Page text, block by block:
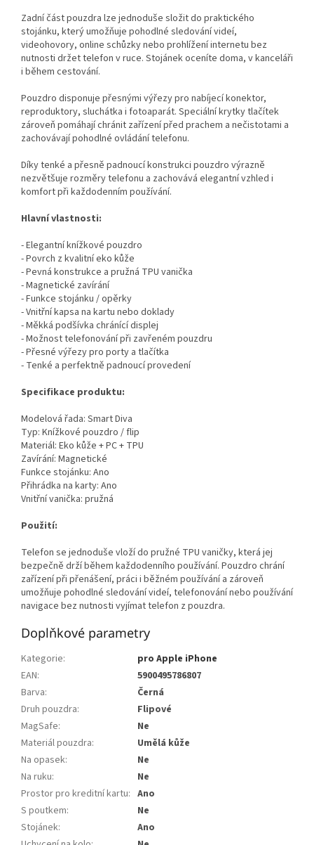
Zadní část pouzdra lze jednoduše složit do praktického
stojánku, který umožňuje pohodlné sledování videí,
videohovory, online schůzky nebo prohlížení internetu bez
nutnosti držet telefon v ruce. Stojánek oceníte doma, v kanceláři
i během cestování.
Pouzdro disponuje přesnými výřezy pro nabíjecí konektor,
reproduktory, sluchátka i fotoaparát. Speciální krytky tlačítek
zároveň pomáhají chránit zařízení před prachem a nečistotami a
zachovávají pohodlné ovládání telefonu.
Díky tenké a přesně padnoucí konstrukci pouzdro výrazně
nezvětšuje rozměry telefonu a zachovává elegantní vzhled i
komfort při každodenním používání.
Hlavní vlastnosti:
- Elegantní knížkové pouzdro
- Povrch z kvalitní eko kůže
- Pevná konstrukce a pružná TPU vanička
- Magnetické zavírání
- Funkce stojánku / opěrky
- Vnitřní kapsa na kartu nebo doklady
- Měkká podšívka chránící displej
- Možnost telefonování při zavřeném pouzdru
- Přesné výřezy pro porty a tlačítka
- Tenké a perfektně padnoucí provedení
Specifikace produktu:
Modelová řada: Smart Diva
Typ: Knížkové pouzdro / flip
Materiál: Eko kůže + PC + TPU
Zavírání: Magnetické
Funkce stojánku: Ano
Přihrádka na karty: Ano
Vnitřní vanička: pružná
Použití:
Telefon se jednoduše vloží do pružné TPU vaničky, která jej
bezpečně drží během každodenního používání. Pouzdro chrání
zařízení při přenášení, práci i běžném používání a zároveň
umožňuje pohodlné sledování videí, telefonování nebo používání
navigace bez nutnosti vyjímat telefon z pouzdra.
Doplňkové parametry
Kategorie:
pro Apple iPhone
EAN:
5900495786807
Barva:
Černá
Druh pouzdra:
Flipové
MagSafe:
Ne
Materiál pouzdra:
Umělá kůže
Na opasek:
Ne
Na ruku:
Ne
Prostor pro kreditní kartu: Ano
S poutkem:
Ne
Stojánek:
Ano